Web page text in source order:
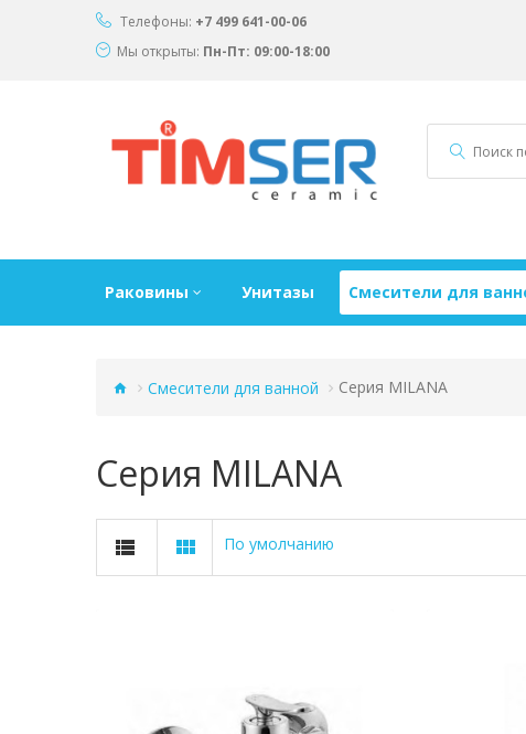
Телефоны: +7 499 641-00-06
Мы открыты: Пн-Пт: 09:00-18:00
Раковины Унитазы Смесители для
Смесители для ванной Серия MILANA
Серия MILANA
По умолчанию